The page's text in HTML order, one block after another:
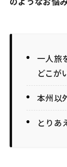
一人旅
どこが
本州以
とりあ